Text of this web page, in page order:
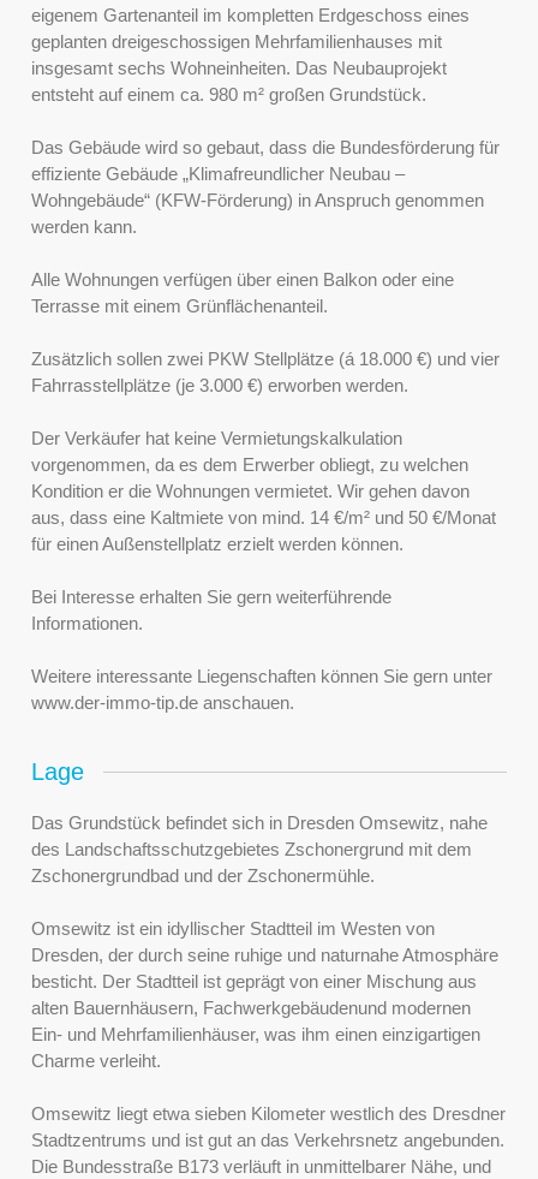
eigenem Gartenanteil im kompletten Erdgeschoss eines
geplanten dreigeschossigen Mehrfamilienhauses mit
insgesamt sechs Wohneinheiten. Das Neubauprojekt
entsteht auf einem ca. 980 m² großen Grundstück.
Das Gebäude wird so gebaut, dass die Bundesförderung für
effiziente Gebäude „Klimafreundlicher Neubau –
Wohngebäude“ (KFW-Förderung) in Anspruch genommen
werden kann.
Alle Wohnungen verfügen über einen Balkon oder eine
Terrasse mit einem Grünflächenanteil.
Zusätzlich sollen zwei PKW Stellplätze (á 18.000 €) und vier
Fahrrasstellplätze (je 3.000 €) erworben werden.
Der Verkäufer hat keine Vermietungskalkulation
vorgenommen, da es dem Erwerber obliegt, zu welchen
Kondition er die Wohnungen vermietet. Wir gehen davon
aus, dass eine Kaltmiete von mind. 14 €/m² und 50 €/Monat
für einen Außenstellplatz erzielt werden können.
Bei Interesse erhalten Sie gern weiterführende
Informationen.
Weitere interessante Liegenschaften können Sie gern unter
www.der-immo-tip.de anschauen.
Lage
Das Grundstück befindet sich in Dresden Omsewitz, nahe
des Landschaftsschutzgebietes Zschonergrund mit dem
Zschonergrundbad und der Zschonermühle.
Omsewitz ist ein idyllischer Stadtteil im Westen von
Dresden, der durch seine ruhige und naturnahe Atmosphäre
besticht. Der Stadtteil ist geprägt von einer Mischung aus
alten Bauernhäusern, Fachwerkgebäudenund modernen
Ein- und Mehrfamilienhäuser, was ihm einen einzigartigen
Charme verleiht.
Omsewitz liegt etwa sieben Kilometer westlich des Dresdner
Stadtzentrums und ist gut an das Verkehrsnetz angebunden.
Die Bundesstraße B173 verläuft in unmittelbarer Nähe, und